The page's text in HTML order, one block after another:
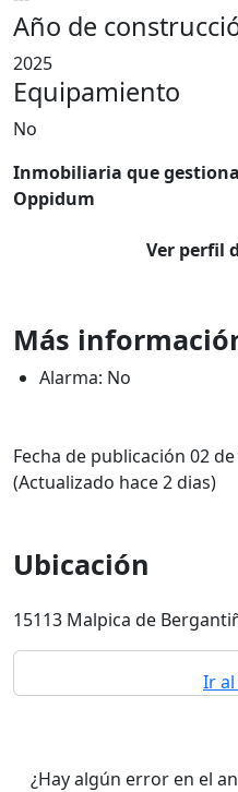
Año de
2025
Equipamiento
No
Inmobiliaria que
Oppidum
Ver perfil
Más
Alarma: No
Fecha de publicación 02
(Actualizado hace 2 dias)
Ubicación
15113 Malpica de
Ir
¿Hay algún error en el